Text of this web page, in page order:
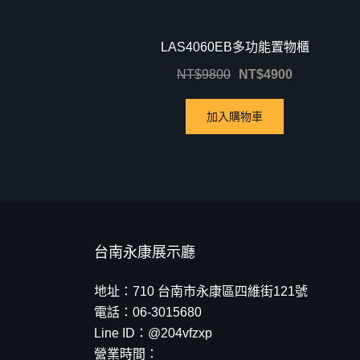
LAS4060EB多功能置物櫃
NT$9800 NT$4900
加入購物車
台南永康展示廳
地址：710 台南市永康區四維街121號
電話：06-3015680
Line ID：@204vfzxp
營業時間：